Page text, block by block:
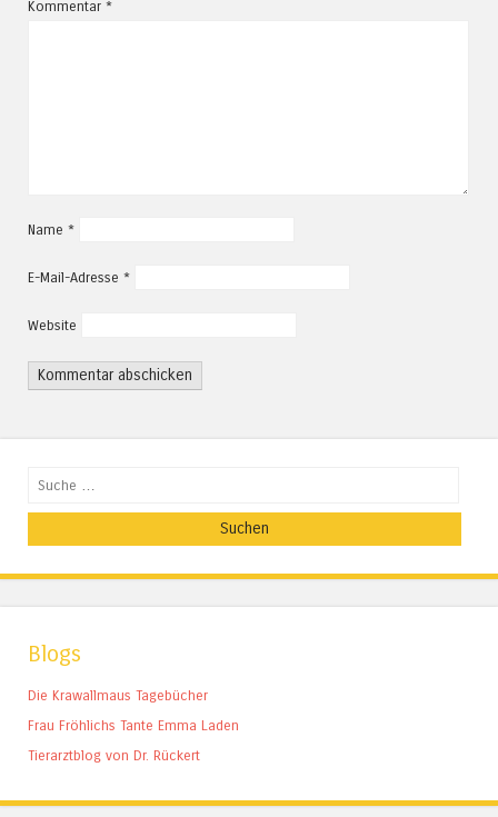
Kommentar *
Name *
E-Mail-Adresse *
Website
Suchen
Blogs
Die Krawallmaus Tagebücher
Frau Fröhlichs Tante Emma Laden
Tierarztblog von Dr. Rückert